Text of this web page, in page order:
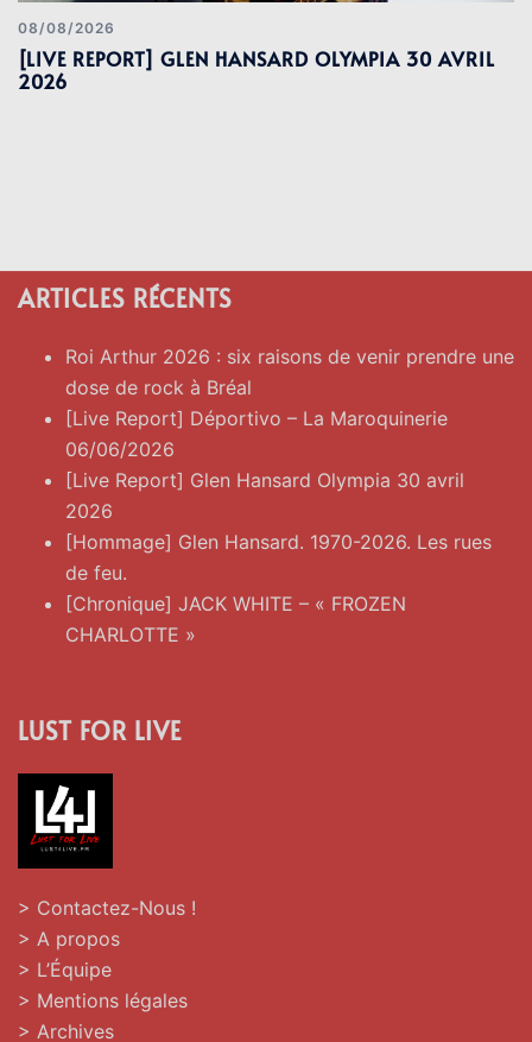
08/08/2026
[LIVE REPORT] GLEN HANSARD OLYMPIA 30 AVRIL
2026
ARTICLES RÉCENTS
Roi Arthur 2026 : six raisons de venir prendre une
dose de rock à Bréal
[Live Report] Déportivo – La Maroquinerie
06/06/2026
[Live Report] Glen Hansard Olympia 30 avril
2026
[Hommage] Glen Hansard. 1970-2026. Les rues
de feu.
[Chronique] JACK WHITE – « FROZEN
CHARLOTTE »
LUST FOR LIVE
> Contactez-Nous !
> A propos
> L’Équipe
> Mentions légales
> Archives